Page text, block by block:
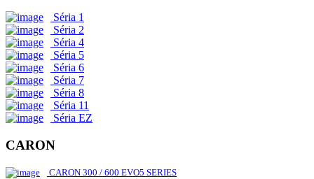
Séria 1
Séria 2
Séria 4
Séria 5
Séria 6
Séria 7
Séria 8
Séria 11
Séria EZ
CARON
CARON 300 / 600 EVO5 SERIES